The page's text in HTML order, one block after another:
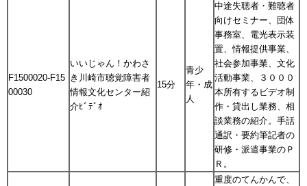
F1500020-F15
00030
いいじゃん！かわさ
き川崎市聴覚障害者
情報文化センター紹
介ﾋﾞﾃﾞｵ
15分
青少
年・成
人
中途失聴者・難聴者
向けセミナー、団体
事務室、電光表示装
置、情報提供事業、
社会参加事業、文化
活動事業、３０００
本所有するビデオ制
作・貸出し業務、相
談業務の紹介。手話
通訳・要約筆記者の
研修・派遣事業のＰ
Ｒ。
重度のてんかんで、